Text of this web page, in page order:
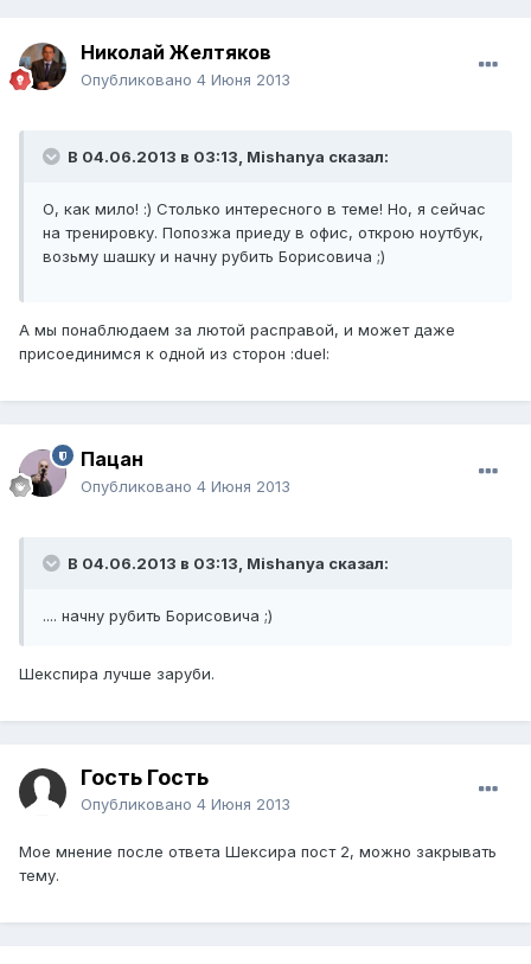
Николай Желтяков
Опубликовано 4 Июня 2013
В 04.06.2013 в 03:13, Mishanya сказал:
О, как мило! :) Столько интересного в теме! Но, я сейчас
на тренировку. Попозжа приеду в офис, открою ноутбук,
возьму шашку и начну рубить Борисовича ;)
А мы понаблюдаем за лютой расправой, и может даже
присоединимся к одной из сторон :duel:
Пацан
Опубликовано 4 Июня 2013
В 04.06.2013 в 03:13, Mishanya сказал:
.... начну рубить Борисовича ;)
Шекспира лучше заруби.
Гость Гость
Опубликовано 4 Июня 2013
Мое мнение после ответа Шексира пост 2, можно закрывать
тему.